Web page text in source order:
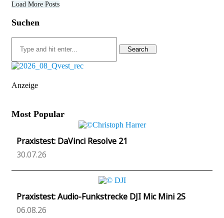
Load More Posts
Suchen
Search
Anzeige
Most Popular
Praxistest: DaVinci Resolve 21
30.07.26
Praxistest: Audio-Funkstrecke DJI Mic Mini 2S
06.08.26